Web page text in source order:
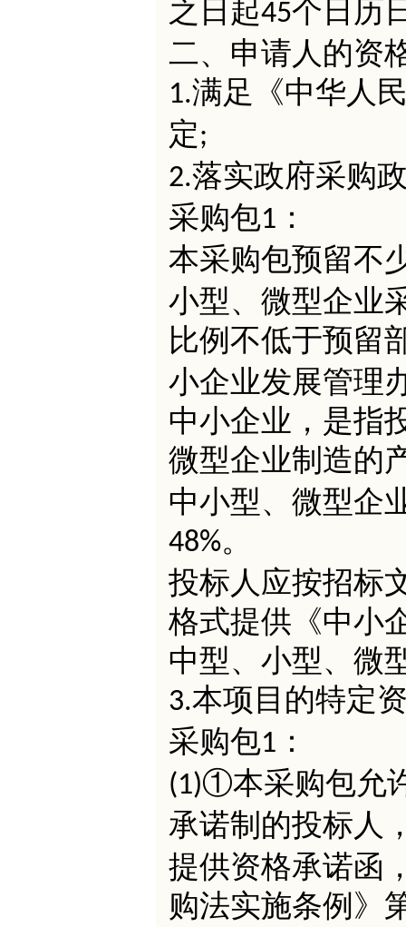
之日起45个日历
二、申请人的资
1.满足《中华人
定;
2.落实政府采购
采购包1 ：
本采购包预留不
小型、微型企业
比例不低于预留
小企业发展管理
中小企业，是指
微型企业制造的
中小型、微型企
48%。
投标人应按招标
格式提供《中小
中型、小型、微
3.本项目的特定
采购包1 ：
(1)①本采购包允
承诺制的投标人
提供资格承诺函
购法实施条例》